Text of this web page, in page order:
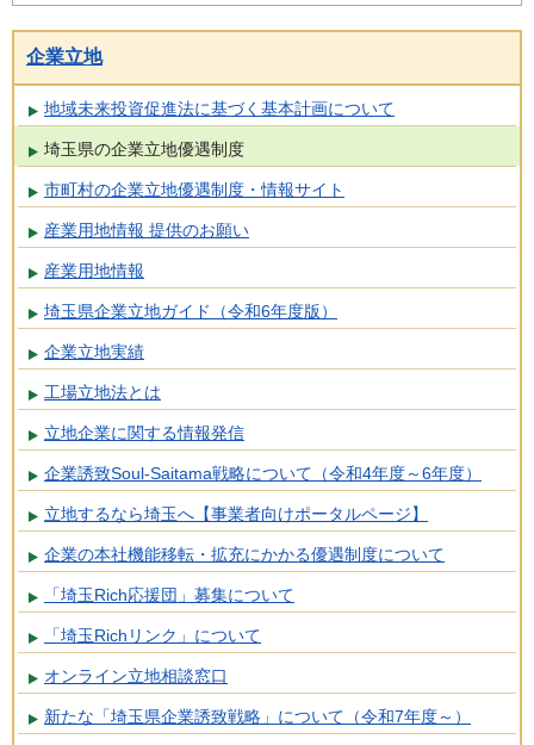
企業立地
地域未来投資促進法に基づく基本計画について
埼玉県の企業立地優遇制度
市町村の企業立地優遇制度・情報サイト
産業用地情報 提供のお願い
産業用地情報
埼玉県企業立地ガイド（令和6年度版）
企業立地実績
工場立地法とは
立地企業に関する情報発信
企業誘致Soul-Saitama戦略について（令和4年度～6年度）
立地するなら埼玉へ【事業者向けポータルページ】
企業の本社機能移転・拡充にかかる優遇制度について
「埼玉Rich応援団」募集について
「埼玉Richリンク」について
オンライン立地相談窓口
新たな「埼玉県企業誘致戦略」について（令和7年度～）